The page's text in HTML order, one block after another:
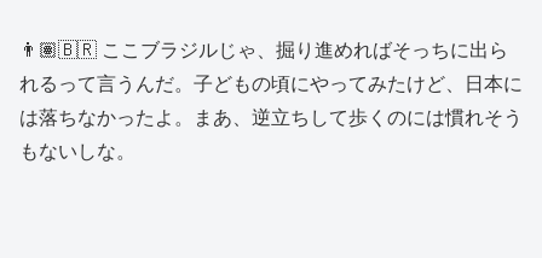
👨🏽🇧🇷 ここブラジルじゃ、掘り進めればそっちに出ら
れるって言うんだ。子どもの頃にやってみたけど、日本に
は落ちなかったよ。まあ、逆立ちして歩くのには慣れそう
もないしな。